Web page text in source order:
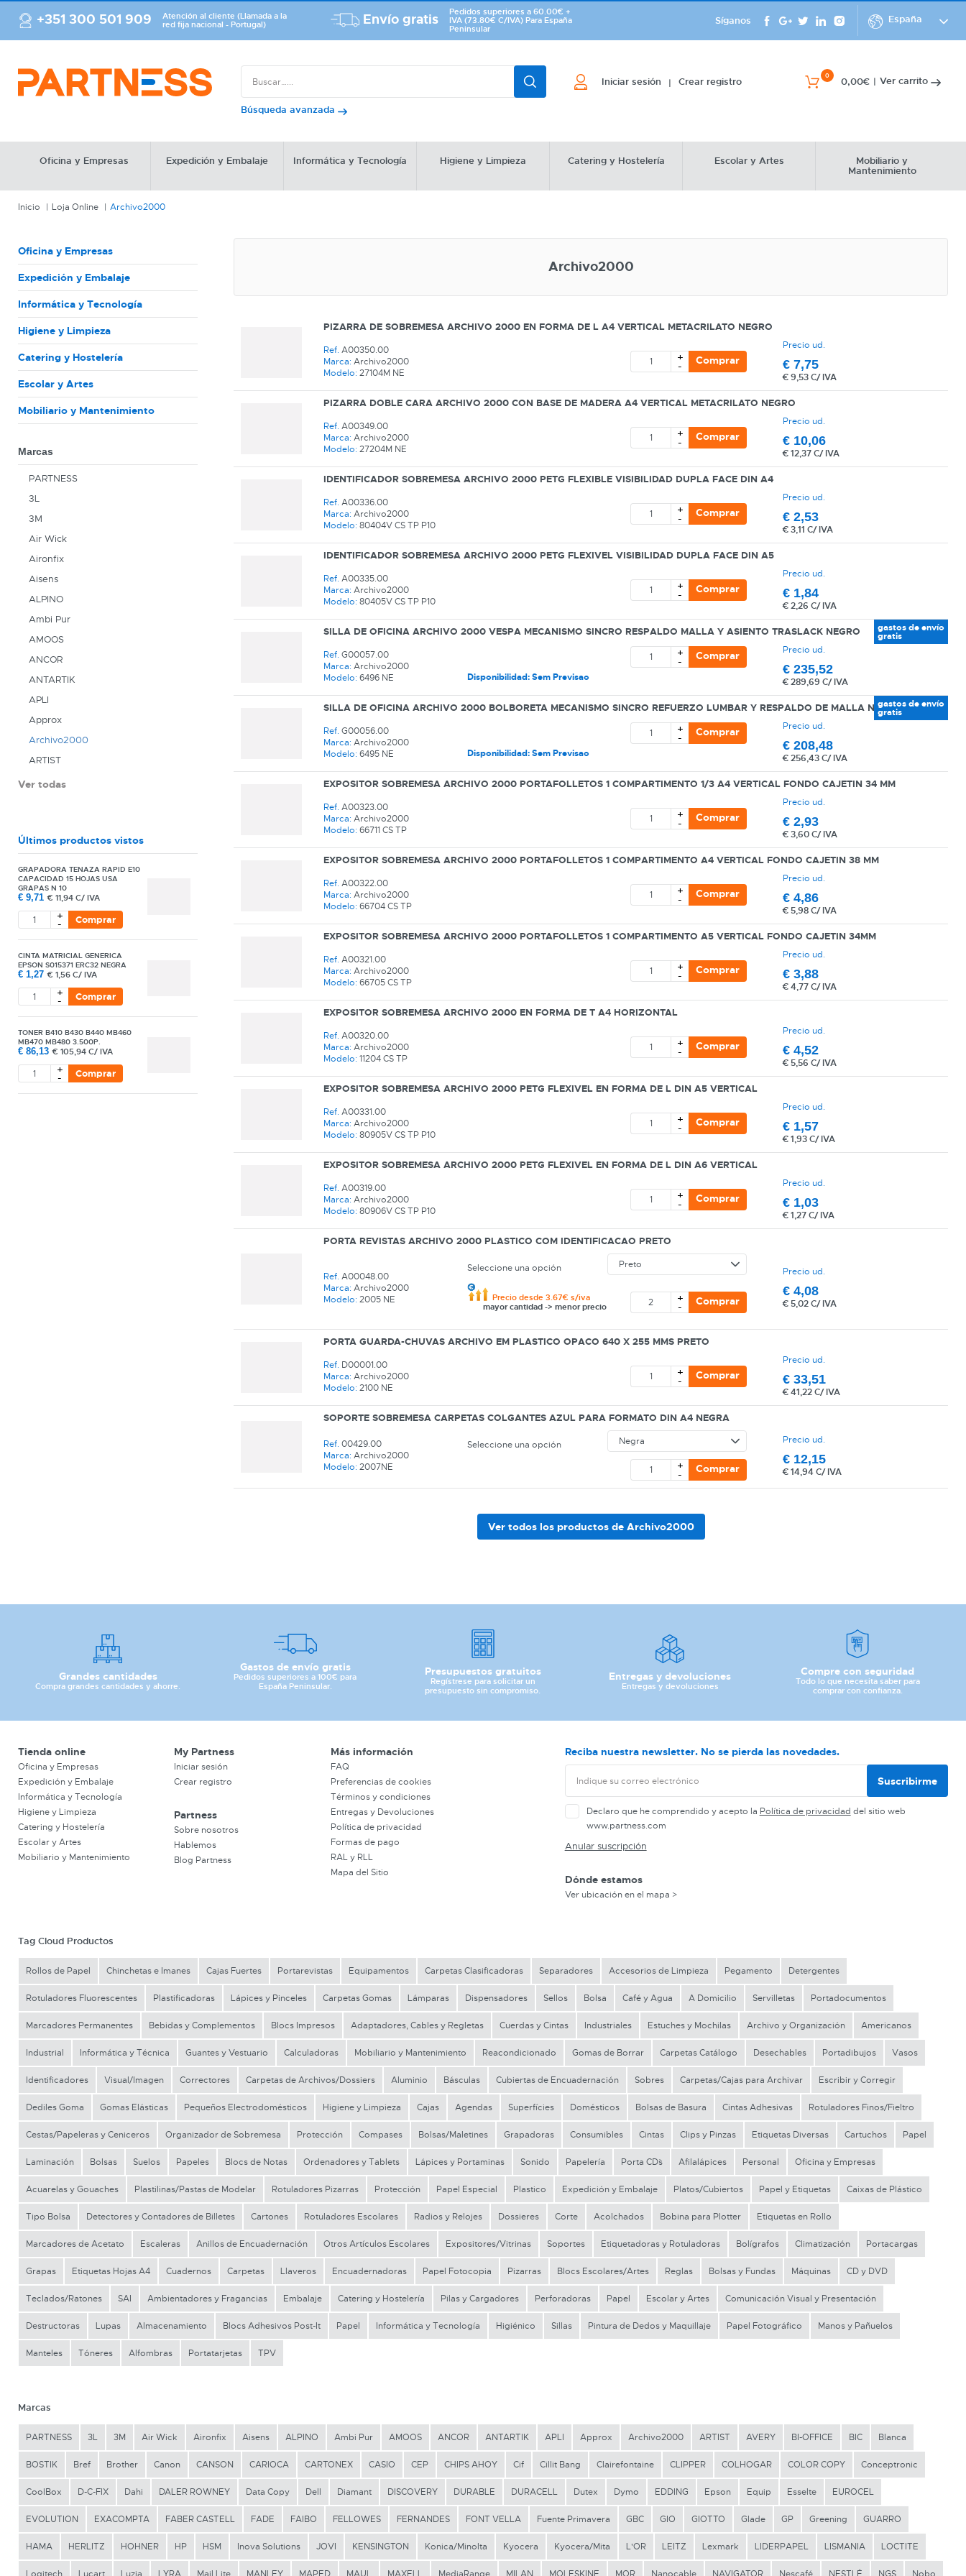
+351 300 501 909
Atención al cliente (Llamada a la
red fija nacional - Portugal)
Envío gratis
Pedidos superiores a 60.00€ +
IVA (73.80€ C/IVA) Para España
Peninsular
Síganos España
Búsqueda avanzada
Iniciar sesión | Crear registro 0 0,00€ | Ver carrito
Oficina y Empresas Expedición y Embalaje Informática y Tecnología Higiene y Limpieza Catering y Hostelería Escolar y Artes
Mobiliario y
Mantenimiento
Inicio Loja Online Archivo2000
Oficina y Empresas
Expedición y Embalaje
Informática y Tecnología
Higiene y Limpieza
Catering y Hostelería
Escolar y Artes
Mobiliario y Mantenimiento
Marcas
PARTNESS
3L
3M
Air Wick
Aironfix
Aisens
ALPINO
Ambi Pur
AMOOS
ANCOR
ANTARTIK
APLI
Approx
Archivo2000
ARTIST
Ver todas
Últimos productos vistos
GRAPADORA TENAZA RAPID E10
CAPACIDAD 15 HOJAS USA
GRAPAS N 10
€ 9,71 € 11,94 C/ IVA
+
- Comprar
CINTA MATRICIAL GENERICA
EPSON S015371 ERC32 NEGRA
€ 1,27 € 1,56 C/ IVA
+
- Comprar
TONER B410 B430 B440 MB460
MB470 MB480 3.500P.
€ 86,13 € 105,94 C/ IVA
+
- Comprar
Archivo2000
PIZARRA DE SOBREMESA ARCHIVO 2000 EN FORMA DE L A4 VERTICAL METACRILATO NEGRO
Ref. A00350.00
Marca: Archivo2000
Modelo: 27104M NE
Precio ud.
€7,75
€9,53 C/ IVA
+
- Comprar
PIZARRA DOBLE CARA ARCHIVO 2000 CON BASE DE MADERA A4 VERTICAL METACRILATO NEGRO
Ref. A00349.00
Marca: Archivo2000
Modelo: 27204M NE
Precio ud.
€ 10,06
€12,37 C/ IVA
+
- Comprar
IDENTIFICADOR SOBREMESA ARCHIVO 2000 PETG FLEXIBLE VISIBILIDAD DUPLA FACE DIN A4
Ref. A00336.00
Marca: Archivo2000
Modelo: 80404V CS TP P10
Precio ud.
€2,53
€3,11 C/ IVA
+
- Comprar
IDENTIFICADOR SOBREMESA ARCHIVO 2000 PETG FLEXIVEL VISIBILIDAD DUPLA FACE DIN A5
Ref. A00335.00
Marca: Archivo2000
Modelo: 80405V CS TP P10
Precio ud.
€ 1,84
€2,26 C/ IVA
+
- Comprar
SILLA DE OFICINA ARCHIVO 2000 VESPA MECANISMO SINCRO RESPALDO MALLA Y ASIENTO TRASLACK NEGRO
Ref. G00057.00
Marca: Archivo2000
Modelo: 6496 NE
Precio ud.
€235,52
€289,69 C/ IVA
+
- Comprar
Disponibilidad: Sem Previsao
gastos de envío
gratis
SILLA DE OFICINA ARCHIVO 2000 BOLBORETA MECANISMO SINCRO REFUERZO LUMBAR Y RESPALDO DE MALLA NEGRO
Ref. G00056.00
Marca: Archivo2000
Modelo: 6495 NE
Precio ud.
€208,48
€256,43 C/ IVA
+
- Comprar
Disponibilidad: Sem Previsao
gastos de envío
gratis
EXPOSITOR SOBREMESA ARCHIVO 2000 PORTAFOLLETOS 1 COMPARTIMENTO 1/3 A4 VERTICAL FONDO CAJETIN 34 MM
Ref. A00323.00
Marca: Archivo2000
Modelo: 66711 CS TP
Precio ud.
€2,93
€3,60 C/ IVA
+
- Comprar
EXPOSITOR SOBREMESA ARCHIVO 2000 PORTAFOLLETOS 1 COMPARTIMENTO A4 VERTICAL FONDO CAJETIN 38 MM
Ref. A00322.00
Marca: Archivo2000
Modelo: 66704 CS TP
Precio ud.
€4,86
€5,98 C/ IVA
+
- Comprar
EXPOSITOR SOBREMESA ARCHIVO 2000 PORTAFOLLETOS 1 COMPARTIMENTO A5 VERTICAL FONDO CAJETIN 34MM
Ref. A00321.00
Marca: Archivo2000
Modelo: 66705 CS TP
Precio ud.
€3,88
€4,77 C/ IVA
+
- Comprar
EXPOSITOR SOBREMESA ARCHIVO 2000 EN FORMA DE T A4 HORIZONTAL
Ref. A00320.00
Marca: Archivo2000
Modelo: 11204 CS TP
Precio ud.
€4,52
€5,56 C/ IVA
+
- Comprar
EXPOSITOR SOBREMESA ARCHIVO 2000 PETG FLEXIVEL EN FORMA DE L DIN A5 VERTICAL
Ref. A00331.00
Marca: Archivo2000
Modelo: 80905V CS TP P10
Precio ud.
€ 1,57
€1,93 C/ IVA
+
- Comprar
EXPOSITOR SOBREMESA ARCHIVO 2000 PETG FLEXIVEL EN FORMA DE L DIN A6 VERTICAL
Ref. A00319.00
Marca: Archivo2000
Modelo: 80906V CS TP P10
Precio ud.
€ 1,03
€1,27 C/ IVA
+
- Comprar
PORTA REVISTAS ARCHIVO 2000 PLASTICO COM IDENTIFICACAO PRETO
Ref. A00048.00
Marca: Archivo2000
Modelo: 2005 NE
Precio ud.
€4,08
€5,02 C/ IVA
Seleccione una opción
Precio desde 3.67€ s/iva
mayor cantidad -> menor precio
+
- Comprar
PORTA GUARDA-CHUVAS ARCHIVO EM PLASTICO OPACO 640 X 255 MMS PRETO
Ref. D00001.00
Marca: Archivo2000
Modelo: 2100 NE
Precio ud.
€33,51
€41,22 C/ IVA
+
- Comprar
SOPORTE SOBREMESA CARPETAS COLGANTES AZUL PARA FORMATO DIN A4 NEGRA
Ref. 00429.00
Marca: Archivo2000
Modelo: 2007NE
Precio ud.
€ 12,15
€14,94 C/ IVA
Seleccione una opción
+
- Comprar
Ver todos los productos de Archivo2000
Grandes cantidades
Compra grandes cantidades y ahorre.
Gastos de envío gratis
Pedidos superiores a 100€ para
España Peninsular.
Presupuestos gratuitos
Regístrese para solicitar un
presupuesto sin compromiso.
Entregas y devoluciones
Entregas y devoluciones
Compre con seguridad
Todo lo que necesita saber para
comprar con confianza.
Tienda online
Oficina y Empresas
Expedición y Embalaje
Informática y Tecnología
Higiene y Limpieza
Catering y Hostelería
Escolar y Artes
Mobiliario y Mantenimiento
My Partness
Iniciar sesión
Crear registro
Partness
Sobre nosotros
Hablemos
Blog Partness
Más información
FAQ
Preferencias de cookies
Términos y condiciones
Entregas y Devoluciones
Política de privacidad
Formas de pago
RAL y RLL
Mapa del Sitio
Reciba nuestra newsletter. No se pierda las novedades.
Suscribirme
Declaro que he comprendido y acepto la Política de privacidad del sitio web
www.partness.com
Anular suscripción
Dónde estamos
Ver ubicación en el mapa >
Tag Cloud Productos
Rollos de Papel Chinchetas e Imanes Cajas Fuertes Portarevistas Equipamentos Carpetas Clasificadoras Separadores Accesorios de Limpieza Pegamento Detergentes
Rotuladores Fluorescentes Plastificadoras Lápices y Pinceles Carpetas Gomas Lámparas Dispensadores Sellos Bolsa Café y Agua A Domicilio Servilletas Portadocumentos
Marcadores Permanentes Bebidas y Complementos Blocs Impresos Adaptadores, Cables y Regletas Cuerdas y Cintas Industriales Estuches y Mochilas Archivo y Organización Americanos
Industrial Informática y Técnica Guantes y Vestuario Calculadoras Mobiliario y Mantenimiento Reacondicionado Gomas de Borrar Carpetas Catálogo Desechables Portadibujos Vasos
Identificadores Visual/Imagen Correctores Carpetas de Archivos/Dossiers Aluminio Básculas Cubiertas de Encuadernación Sobres Carpetas/Cajas para Archivar Escribir y Corregir
Dediles Goma Gomas Elásticas Pequeños Electrodomésticos Higiene y Limpieza Cajas Agendas Superfícies Domésticos Bolsas de Basura Cintas Adhesivas Rotuladores Finos/Fieltro
Cestas/Papeleras y Ceniceros Organizador de Sobremesa Protección Compases Bolsas/Maletines Grapadoras Consumibles Cintas Clips y Pinzas Etiquetas Diversas Cartuchos Papel
Laminación Bolsas Suelos Papeles Blocs de Notas Ordenadores y Tablets Lápices y Portaminas Sonido Papelería Porta CD´s Afilalápices Personal Oficina y Empresas
Acuarelas y Gouaches Plastilinas/Pastas de Modelar Rotuladores Pizarras Protección Papel Especial Plastico Expedición y Embalaje Platos/Cubiertos Papel y Etiquetas Caixas de Plástico
Tipo Bolsa Detectores y Contadores de Billetes Cartones Rotuladores Escolares Radios y Relojes Dossieres Corte Acolchados Bobina para Plotter Etiquetas en Rollo
Marcadores de Acetato Escaleras Anillos de Encuadernación Otros Artículos Escolares Expositores/Vitrinas Soportes Etiquetadoras y Rotuladoras Bolígrafos Climatización Portacargas
Grapas Etiquetas Hojas A4 Cuadernos Carpetas Llaveros Encuadernadoras Papel Fotocopia Pizarras Blocs Escolares/Artes Reglas Bolsas y Fundas Máquinas CD y DVD
Teclados/Ratones SAI Ambientadores y Fragancias Embalaje Catering y Hostelería Pilas y Cargadores Perforadoras Papel Escolar y Artes Comunicación Visual y Presentación
Destructoras Lupas Almacenamiento Blocs Adhesivos Post-It Papel Informática y Tecnología Higiénico Sillas Pintura de Dedos y Maquillaje Papel Fotográfico Manos y Pañuelos
Manteles Tóneres Alfombras Portatarjetas TPV
Marcas
PARTNESS 3L 3M Air Wick Aironfix Aisens ALPINO Ambi Pur AMOOS ANCOR ANTARTIK APLI Approx Archivo2000 ARTIST AVERY BI-OFFICE BIC Blanca
BOSTIK Bref Brother Canon CANSON CARIOCA CARTONEX CASIO CEP CHIPS AHOY Cif Cillit Bang Clairefontaine CLIPPER COLHOGAR COLOR COPY Conceptronic
CoolBox D-C-FIX Dahi DALER ROWNEY Data Copy Dell Diamant DISCOVERY DURABLE DURACELL Dutex Dymo EDDING Epson Equip Esselte EUROCEL
EVOLUTION EXACOMPTA FABER CASTELL FADE FAIBO FELLOWES FERNANDES FONT VELLA Fuente Primavera GBC GIO GIOTTO Glade GP Greening GUARRO
HAMA HERLITZ HOHNER HP HSM Inova Solutions JOVI KENSINGTON Konica/Minolta Kyocera Kyocera/Mita L'OR LEITZ Lexmark LIDERPAPEL LISMANIA LOCTITE
CATEGORÍA
REF
EAN
NOMBRE